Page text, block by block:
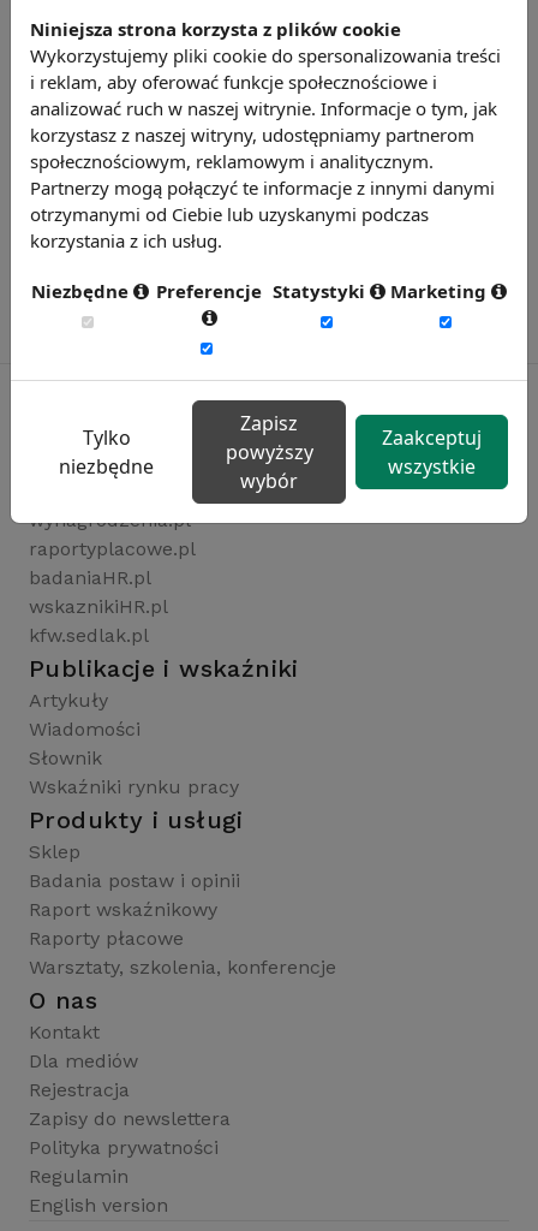
Rynekpracy.pl
wynagrodzenia.pl
raportyplacowe.pl
badaniaHR.pl
wskaznikiHR.pl
kfw.sedlak.pl
Publikacje i wskaźniki
Artykuły
Wiadomości
Słownik
Wskaźniki rynku pracy
Produkty i usługi
Sklep
Badania postaw i opinii
Raport wskaźnikowy
Raporty płacowe
Warsztaty, szkolenia, konferencje
O nas
Kontakt
Dla mediów
Rejestracja
Zapisy do newslettera
Polityka prywatności
Regulamin
English version
Niniejsza strona korzysta z plików cookie
Wykorzystujemy pliki cookie do spersonalizowania treści
i reklam, aby oferować funkcje społecznościowe i
analizować ruch w naszej witrynie. Informacje o tym, jak
korzystasz z naszej witryny, udostępniamy partnerom
społecznościowym, reklamowym i analitycznym.
Partnerzy mogą połączyć te informacje z innymi danymi
otrzymanymi od Ciebie lub uzyskanymi podczas
korzystania z ich usług.
Niezbędne Preferencje Statystyki Marketing
Tylko
niezbędne
Zapisz
powyższy
wybór
Zaakceptuj
wszystkie